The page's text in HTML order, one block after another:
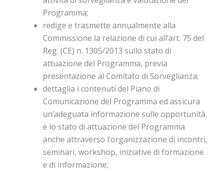
Programma;
redige e trasmette annualmente alla
Commissione la relazione di cui all’art. 75 del
Reg. (CE) n. 1305/2013 sullo stato di
attuazione del Programma, previa
presentazione al Comitato di Sorveglianza;
dettaglia i contenuti del Piano di
Comunicazione del Programma ed assicura
un’adeguata informazione sulle opportunità
e lo stato di attuazione del Programma
anche attraverso l’organizzazione di incontri,
seminari, workshop, iniziative di formazione
e di informazione;